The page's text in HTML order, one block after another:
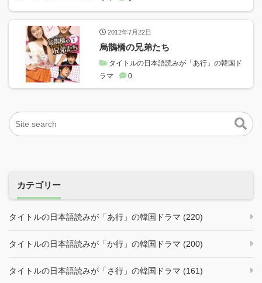
2012年7月22日
烏鵲橋の兄弟たち
タイトルの日本語読みが「あ行」の韓国ド
ラマ
0
カテゴリー
タイトルの日本語読みが「あ行」の韓国ドラマ (220)
タイトルの日本語読みが「か行」の韓国ドラマ (200)
タイトルの日本語読みが「さ行」の韓国ドラマ (161)